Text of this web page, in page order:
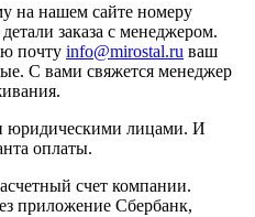
на нашем сайте номеру
заказа с менеджером.
почту info@mirostal.ru ваш
С вами свяжется менеджер
юридическими лицами. И
оплаты.
счет компании.
приложение Сбербанк,